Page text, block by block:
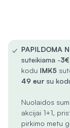
✓ PAPILDOMA
suteikiama -3€
kodu IMK5
49 eur su
Nuolaidos
akcijai 1+1,
pirkimo metu